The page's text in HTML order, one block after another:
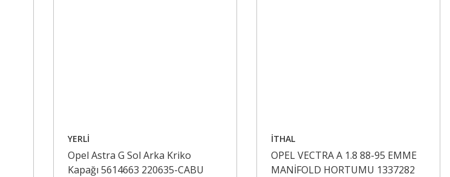
YERLİ
Opel Astra G Sol Arka Kriko
Kapağı 5614663 220635-CABU
İTHAL
OPEL VECTRA A 1.8 88-95 EMME
MANİFOLD HORTUMU 1337282